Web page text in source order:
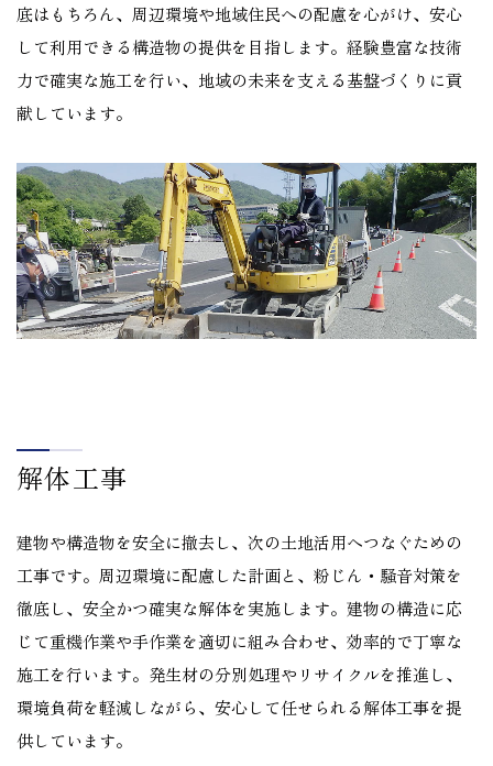
底はもちろん、周辺環境や地域住民への配慮を心がけ、安心
して利用できる構造物の提供を目指します。経験豊富な技術
力で確実な施工を行い、地域の未来を支える基盤づくりに貢
献しています。
解体工事
建物や構造物を安全に撤去し、次の土地活用へつなぐための
工事です。周辺環境に配慮した計画と、粉じん・騒音対策を
徹底し、安全かつ確実な解体を実施します。建物の構造に応
じて重機作業や手作業を適切に組み合わせ、効率的で丁寧な
施工を行います。発生材の分別処理やリサイクルを推進し、
環境負荷を軽減しながら、安心して任せられる解体工事を提
供しています。